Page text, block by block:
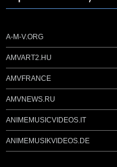
A-M-V.ORG
AMVART2.HU
AMVFRANCE
AMVNEWS.RU
ANIMEMUSICVIDEOS.IT
ANIMEMUSIKVIDEOS.DE